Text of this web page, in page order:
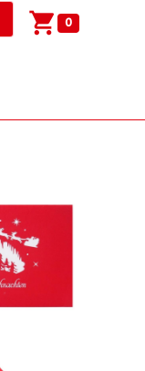
shopping_cart 0